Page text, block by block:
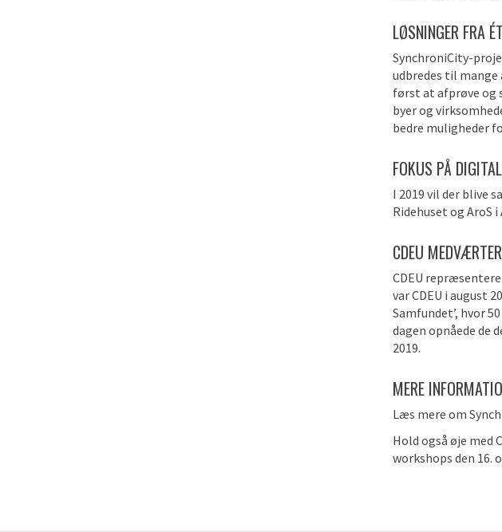
LØSNINGER FRA
SynchroniCity-
udbredes til
først at afprøve og
byer og
bedre muligheder
FOKUS PÅ
I 2019 vil der blive
Ridehuset og AroS
CDEU
CDEU
var CDEU i august
Samfundet’, hvor
dagen opnåede de
2019.
MERE
Læs mere om
Hold også øje med
workshops den 16.